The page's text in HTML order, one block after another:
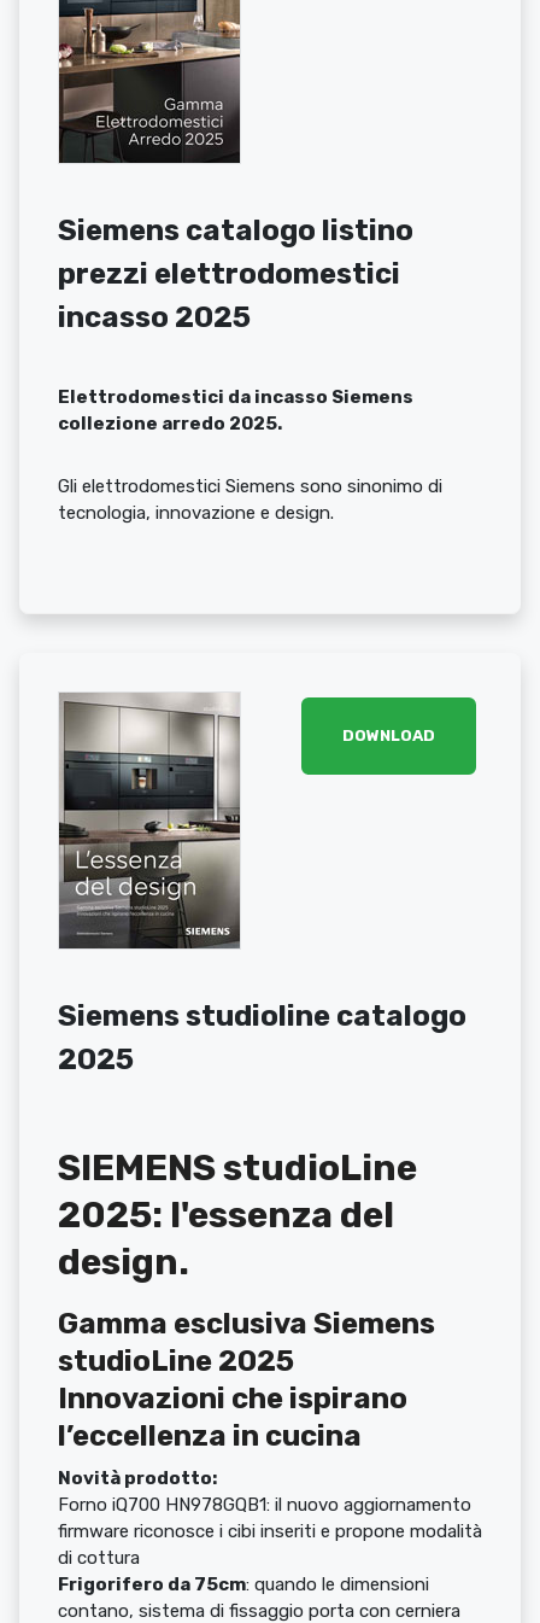
Siemens catalogo listino
prezzi elettrodomestici
incasso 2025
Elettrodomestici da incasso Siemens
collezione arredo 2025.
Gli elettrodomestici Siemens sono sinonimo di
tecnologia, innovazione e design.
DOWNLOAD
Siemens studioline catalogo
2025
SIEMENS studioLine
2025: l'essenza del
design.
Gamma esclusiva Siemens
studioLine 2025
Innovazioni che ispirano
l’eccellenza in cucina
Novità prodotto:
Forno iQ700 HN978GQB1: il nuovo aggiornamento
firmware riconosce i cibi inseriti e propone modalità
di cottura
Frigorifero da 75cm: quando le dimensioni
contano, sistema di fissaggio porta con cerniera